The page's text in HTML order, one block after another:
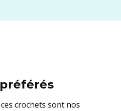
crochets sont nos